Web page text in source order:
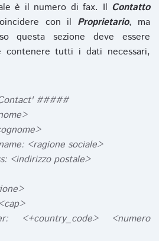
è il numero di fax. Il Contatto
con il Proprietario, ma
questa sezione deve essere
contenere tutti i dati necessari,
#####
<ragione sociale>
<indirizzo postale>
<+country_code> <numero